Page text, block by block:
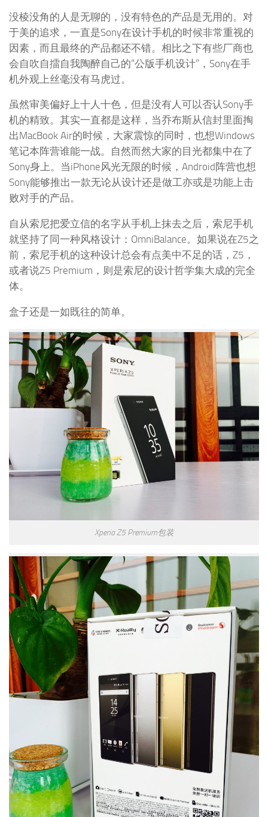
没棱没角的人是无聊的，没有特色的产品是无用的。对
于美的追求，一直是Sony在设计手机的时候非常重视的
因素，而且最终的产品都还不错。相比之下有些厂商也
会自吹自擂自我陶醉自己的“公版手机设计”，Sony在手
机外观上丝毫没有马虎过。
虽然审美偏好上十人十色，但是没有人可以否认Sony手
机的精致。其实一直都是这样，当乔布斯从信封里面掏
出MacBook Air的时候，大家震惊的同时，也想Windows
笔记本阵营谁能一战。自然而然大家的目光都集中在了
Sony身上。当iPhone风光无限的时候，Android阵营也想
Sony能够推出一款无论从设计还是做工亦或是功能上击
败对手的产品。
自从索尼把爱立信的名字从手机上抹去之后，索尼手机
就坚持了同一种风格设计：OmniBalance。如果说在Z5之
前，索尼手机的这种设计总会有点美中不足的话，Z5，
或者说Z5 Premium，则是索尼的设计哲学集大成的完全
体。
盒子还是一如既往的简单。
Xperia Z5 Premium包装